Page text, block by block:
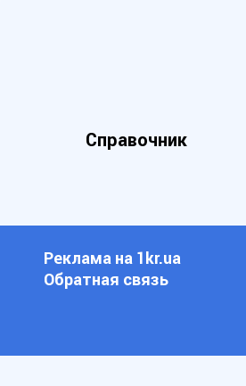
Справочник
Реклама на 1kr.ua
Обратная связь